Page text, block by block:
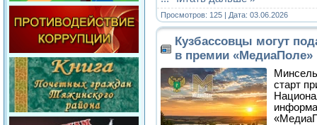
Просмотров: 125 | Дата: 03.06.2026
Кузбассовцы могут
в премии «МедиаПоле»
старт